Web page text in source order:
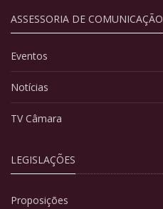
ASSESSORIA DE COMUNICAÇÃO
Eventos
Notícias
TV Câmara
LEGISLAÇÕES
Proposições